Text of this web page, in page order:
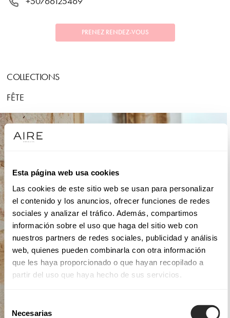
Esta página web usa cookies
Las cookies de este sitio web se usan para personalizar
el contenido y los anuncios, ofrecer funciones de redes
sociales y analizar el tráfico. Además, compartimos
información sobre el uso que haga del sitio web con
nuestros partners de redes sociales, publicidad y análisis
web, quienes pueden combinarla con otra información
que les haya proporcionado o que hayan recopilado a
partir del uso que haya hecho de sus servicios.
Necesarias
PRENEZ RENDEZ-VOUS
COLLECTIONS
FÊTE